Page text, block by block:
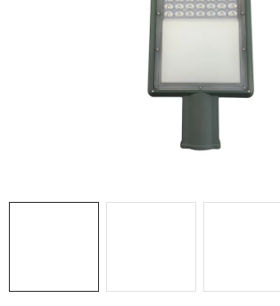
SAMSUNG SVIETIDLÁ
SEZÓNNE VÝPREDAJE POĽNOPOTREBY
OBCHODNÉ PODMIENKY
O NÁS - MEGALED & JANTON